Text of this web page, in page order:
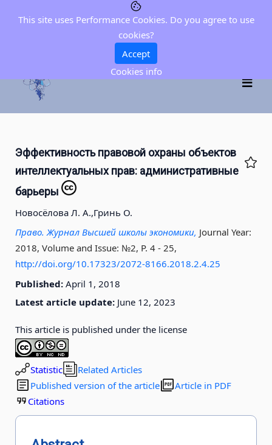
Эффективность правовой охраны объектов
интеллектуальных прав: административные
барьеры
Новосёлова Л. А.,Гринь О.
Право. Журнал Высшей школы экономики, Journal Year:
2018, Volume and Issue: №2, P. 4 - 25,
http://doi.org/10.17323/2072-8166.2018.2.4.25
Published: April 1, 2018
Latest article update: June 12, 2023
This article is published under the license
Statistic
Related Articles
Published version of the article
Article in PDF
Citations
This site uses Performance Cookies. Do you agree to use
cookies?
Accept
Cookies info